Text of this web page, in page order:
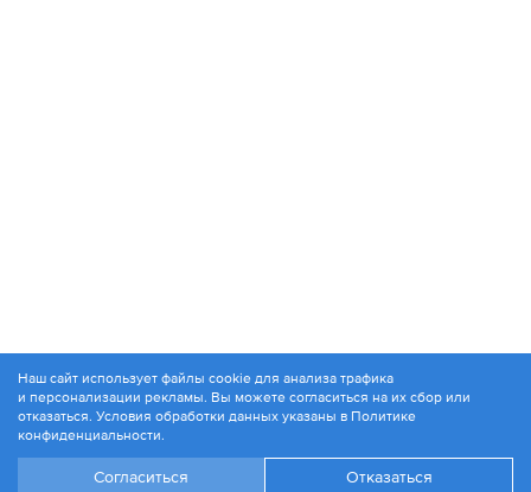
© 1994-2026. ЗАО «Контакт Плюс»
Политика конфиденциальности
Наш сайт использует файлы cookie для анализа трафика
и персонализации рекламы. Вы можете согласиться на их сбор или
отказаться. Условия обработки данных указаны в Политике
конфиденциальности.
Согласиться Отказаться